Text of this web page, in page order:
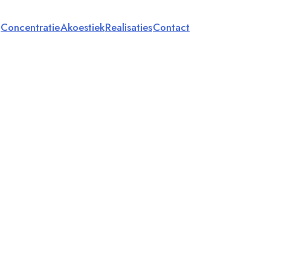
ConcentratieAkoestiekRealisatiesContact